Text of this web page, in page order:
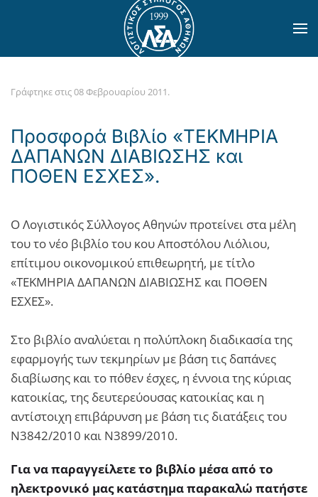
Skip to main content
Γράφτηκε στις08 Φεβρουαρίου 2011.
Προσφορά Βιβλίο «ΤΕΚΜΗΡΙΑ
ΔΑΠΑΝΩΝ ΔΙΑΒΙΩΣΗΣ και
ΠΟΘΕΝ ΕΣΧΕΣ».
Ο Λογιστικός Σύλλογος Αθηνών προτείνει στα μέλη
του το νέο βιβλίο του κου Αποστόλου Λιόλιου,
επίτιμου οικονομικού επιθεωρητή, με τίτλο
«ΤΕΚΜΗΡΙΑ ΔΑΠΑΝΩΝ ΔΙΑΒΙΩΣΗΣ και ΠΟΘΕΝ
ΕΣΧΕΣ».
Στο βιβλίο αναλύεται η πολύπλοκη διαδικασία της
εφαρμογής των τεκμηρίων με βάση τις δαπάνες
διαβίωσης και το πόθεν έσχες, η έννοια της κύριας
κατοικίας, της δευτερεύουσας κατοικίας και η
αντίστοιχη επιβάρυνση με βάση τις διατάξεις του
Ν3842/2010 και Ν3899/2010.
Για να παραγγείλετε το βιβλίο μέσα από το
ηλεκτρονικό μας κατάστημα παρακαλώ πατήστε